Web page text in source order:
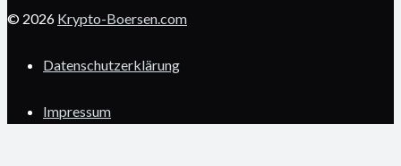
© 2026 Krypto-Boersen.com
Datenschutzerklärung
Impressum